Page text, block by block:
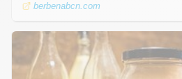
berbenabcn.com